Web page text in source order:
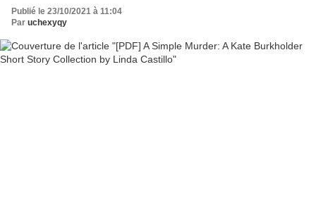
Publié le 23/10/2021 à 11:04
Par uchexyqy